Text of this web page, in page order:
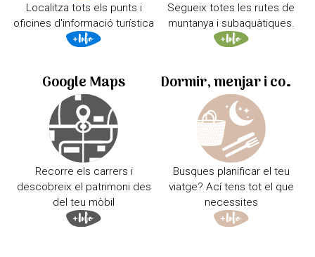
Localitza tots els punts i
oficines d'informació turística
Segueix totes les rutes de
muntanya i subaquàtiques.
Google Maps
Recorre els carrers i
descobreix el patrimoni des
del teu mòbil
Dormir, menjar i comprar
Busques planificar el teu
viatge? Ací tens tot el que
necessites